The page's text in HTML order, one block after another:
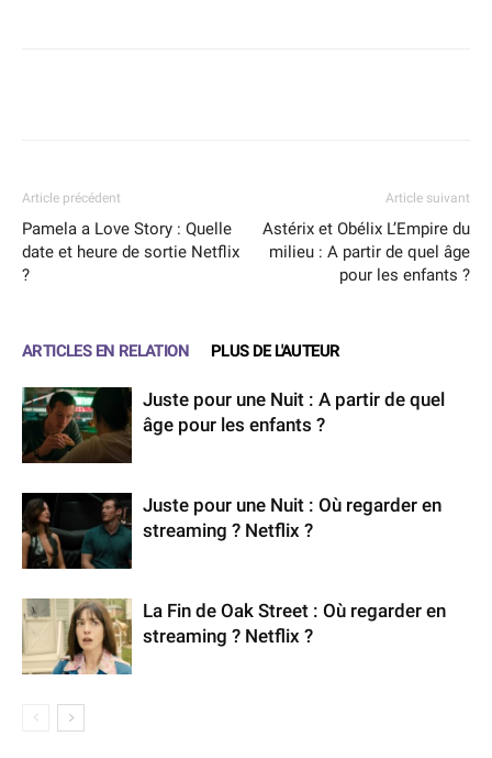
Article précédent
Pamela a Love Story : Quelle
date et heure de sortie Netflix
?
Article suivant
Astérix et Obélix L’Empire du
milieu : A partir de quel âge
pour les enfants ?
ARTICLES EN RELATION PLUS DE L'AUTEUR
Juste pour une Nuit : A partir de quel
âge pour les enfants ?
Juste pour une Nuit : Où regarder en
streaming ? Netflix ?
La Fin de Oak Street : Où regarder en
streaming ? Netflix ?